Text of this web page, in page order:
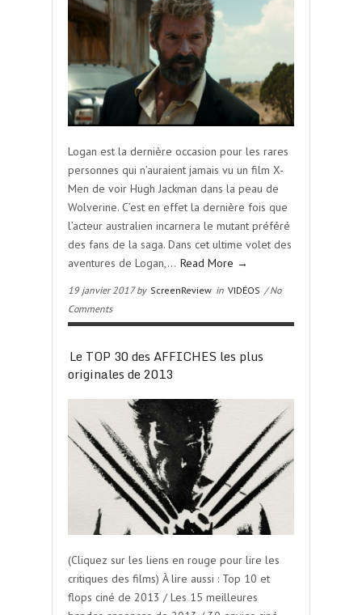
Logan est la dernière occasion pour les rares
personnes qui n’auraient jamais vu un film X-
Men de voir Hugh Jackman dans la peau de
Wolverine. C’est en effet la dernière fois que
l’acteur australien incarnera le mutant préféré
des fans de la saga. Dans cet ultime volet des
aventures de Logan,… Read More →
19 janvier 2017 by ScreenReview in VIDÉOS / No
Comments
Le TOP 30 des AFFICHES les plus
originales de 2013
(Cliquez sur les liens en rouge pour lire les
critiques des films) À lire aussi : Top 10 et
flops ciné de 2013 / Les 15 meilleures